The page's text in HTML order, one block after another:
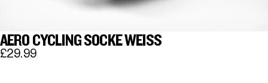
AERO CYCLING SOCKE WEISS
£29.99